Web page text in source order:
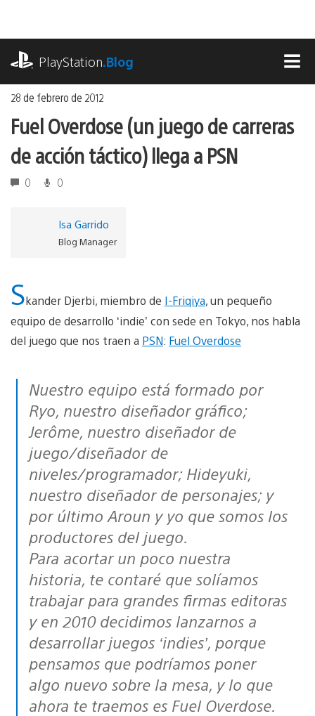
contenido
PlayStation.Blog
28 de febrero de 2012
Fuel Overdose (un juego de carreras
de acción táctico) llega a PSN
0 0
Isa Garrido
Blog Manager
Skander Djerbi, miembro de I-Friqiya, un pequeño
equipo de desarrollo ‘indie’ con sede en Tokyo, nos habla
del juego que nos traen a PSN: Fuel Overdose
Nuestro equipo está formado por
Ryo, nuestro diseñador gráfico;
Jerôme, nuestro diseñador de
juego/diseñador de
niveles/programador; Hideyuki,
nuestro diseñador de personajes; y
por último Aroun y yo que somos los
productores del juego.
Para acortar un poco nuestra
historia, te contaré que solíamos
trabajar para grandes firmas editoras
y en 2010 decidimos lanzarnos a
desarrollar juegos ‘indies’, porque
pensamos que podríamos poner
algo nuevo sobre la mesa, y lo que
ahora te traemos es Fuel Overdose.